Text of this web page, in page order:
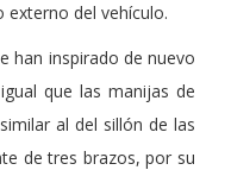
del vehículo.
han inspirado de nuevo
que las manijas de
al del sillón de las
de tres brazos, por su